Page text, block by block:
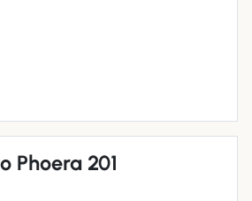
Phoera 201